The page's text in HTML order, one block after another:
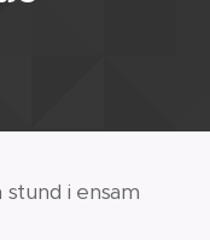
i ensam